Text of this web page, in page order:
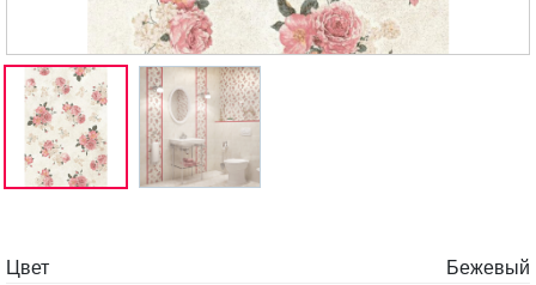
Цвет
Бежевый